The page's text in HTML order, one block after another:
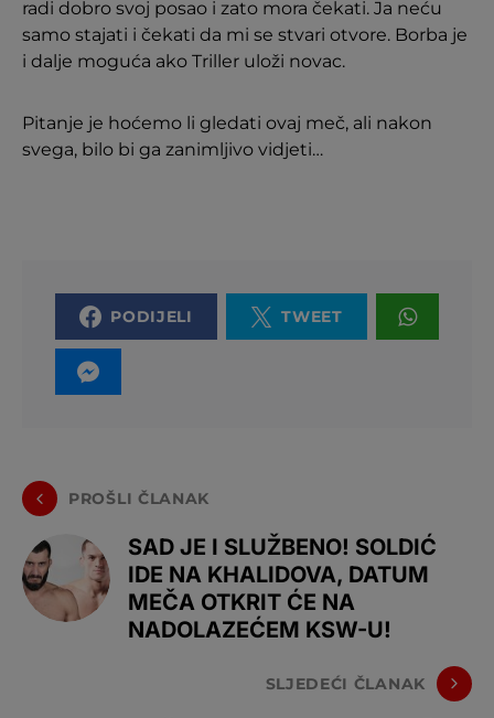
radi dobro svoj posao i zato mora čekati. Ja neću
samo stajati i čekati da mi se stvari otvore. Borba je
i dalje moguća ako Triller uloži novac.
Pitanje je hoćemo li gledati ovaj meč, ali nakon
svega, bilo bi ga zanimljivo vidjeti…
PODIJELI TWEET
PROŠLI ČLANAK
SAD JE I SLUŽBENO! SOLDIĆ
IDE NA KHALIDOVA, DATUM
MEČA OTKRIT ĆE NA
NADOLAZEĆEM KSW-U!
SLJEDEĆI ČLANAK